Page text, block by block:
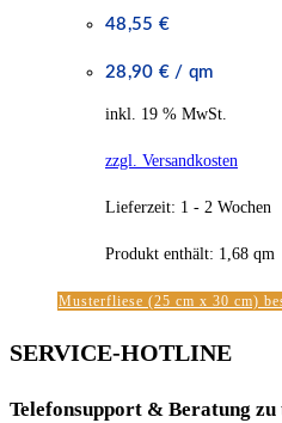
48,55 €
28,90 € /qm
inkl. 19 % MwSt.
zzgl. Versandkosten
Lieferzeit: 1 - 2 Wochen
Produkt enthält: 1,68 qm
Musterfliese (25 cm x 30 cm)
SERVICE-HOTLINE
Telefonsupport & Beratung